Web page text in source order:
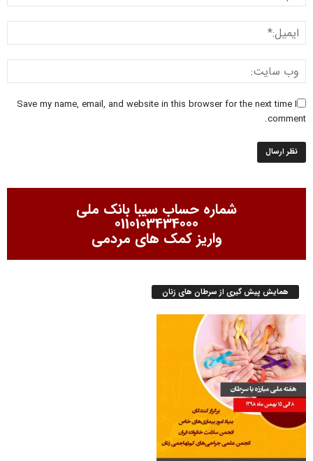
Save my name, email, and website in this browser for the next time I
comment.
شماره حساب سیبا بانک ملی
0110103434000
واریز کمک های مردمی
همایش پیش گیری از سرطان های زنان